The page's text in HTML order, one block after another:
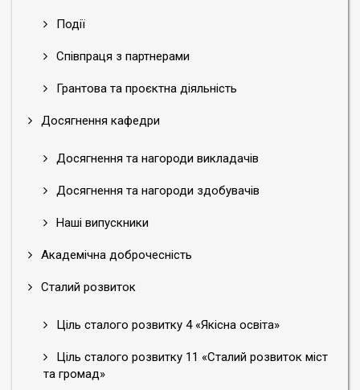
Події
Співпраця з партнерами
Грантова та проєктна діяльність
Досягнення кафедри
Досягнення та нагороди викладачів
Досягнення та нагороди здобувачів
Наші випускники
Академічна доброчесність
Сталий розвиток
Ціль сталого розвитку 4 «Якісна освіта»
Ціль сталого розвитку 11 «Сталий розвиток міст
та громад»